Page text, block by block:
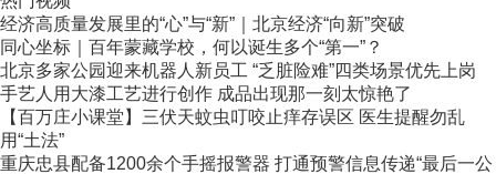
经济高质量发展里的“心”与“新”｜北京经济“向新”突破
同心坐标｜百年蒙藏学校，何以诞生多个“第一”？
北京多家公园迎来机器人新员工 “乏脏险难”四类场景优先上岗
手艺人用大漆工艺进行创作 成品出现那一刻太惊艳了
【百万庄小课堂】三伏天蚊虫叮咬止痒存误区 医生提醒勿乱
用“土法”
重庆忠县配备1200余个手摇报警器 打通预警信息传递“最后一公